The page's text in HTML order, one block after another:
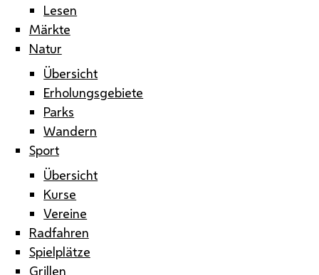
Lesen
Märkte
Natur
Übersicht
Erholungsgebiete
Parks
Wandern
Sport
Übersicht
Kurse
Vereine
Radfahren
Spielplätze
Grillen